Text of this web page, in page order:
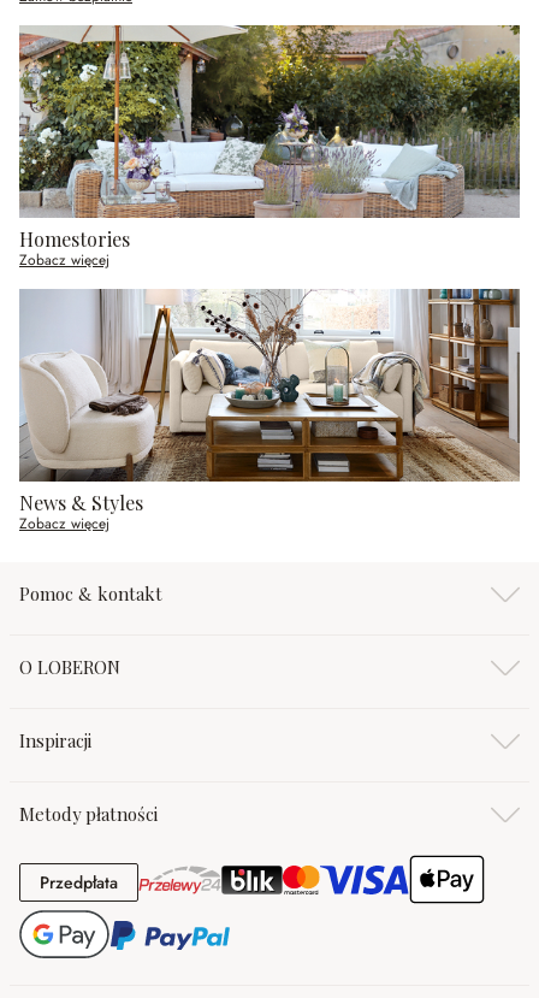
Homestories
Zobacz więcej
News & Styles
Zobacz więcej
Pomoc & kontakt
O LOBERON
Inspiracji
Metody płatności
PrzedpłataPrzedpłata